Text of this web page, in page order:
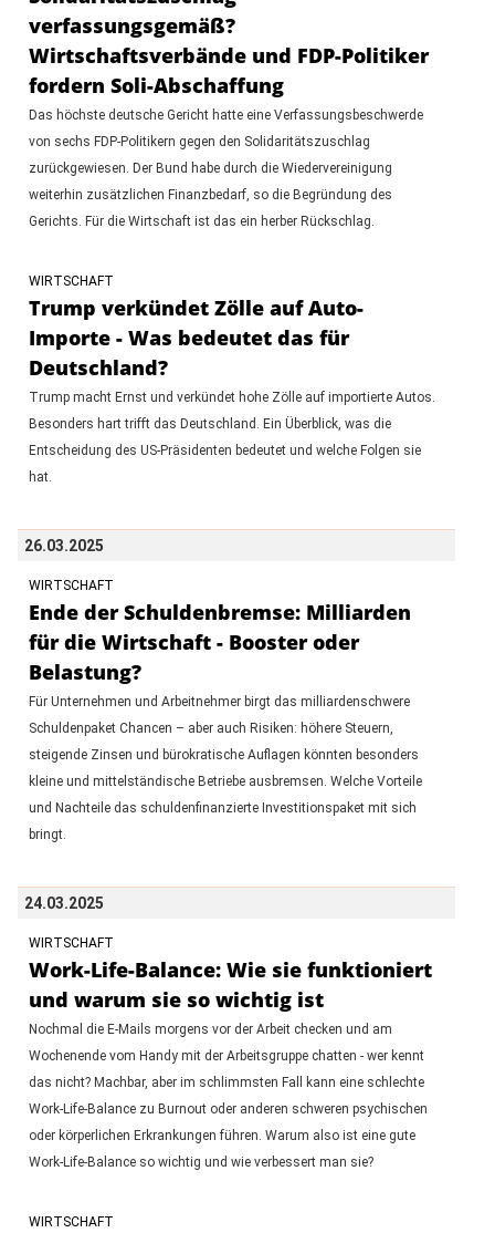
verfassungsgemäß?
Wirtschaftsverbände und FDP-Politiker
fordern Soli-Abschaffung
Das höchste deutsche Gericht hatte eine Verfassungsbeschwerde
von sechs FDP-Politikern gegen den Solidaritätszuschlag
zurückgewiesen. Der Bund habe durch die Wiedervereinigung
weiterhin zusätzlichen Finanzbedarf, so die Begründung des
Gerichts. Für die Wirtschaft ist das ein herber Rückschlag.
WIRTSCHAFT
Trump verkündet Zölle auf Auto-
Importe - Was bedeutet das für
Deutschland?
Trump macht Ernst und verkündet hohe Zölle auf importierte Autos.
Besonders hart trifft das Deutschland. Ein Überblick, was die
Entscheidung des US-Präsidenten bedeutet und welche Folgen sie
hat.
26.03.2025
WIRTSCHAFT
Ende der Schuldenbremse: Milliarden
für die Wirtschaft - Booster oder
Belastung?
Für Unternehmen und Arbeitnehmer birgt das milliardenschwere
Schuldenpaket Chancen – aber auch Risiken: höhere Steuern,
steigende Zinsen und bürokratische Auflagen könnten besonders
kleine und mittelständische Betriebe ausbremsen. Welche Vorteile
und Nachteile das schuldenfinanzierte Investitionspaket mit sich
bringt.
24.03.2025
WIRTSCHAFT
Work-Life-Balance: Wie sie funktioniert
und warum sie so wichtig ist
Nochmal die E-Mails morgens vor der Arbeit checken und am
Wochenende vom Handy mit der Arbeitsgruppe chatten - wer kennt
das nicht? Machbar, aber im schlimmsten Fall kann eine schlechte
Work-Life-Balance zu Burnout oder anderen schweren psychischen
oder körperlichen Erkrankungen führen. Warum also ist eine gute
Work-Life-Balance so wichtig und wie verbessert man sie?
WIRTSCHAFT